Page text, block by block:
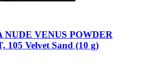
NUDE VENUS POWDER
105 Velvet Sand (10 g)